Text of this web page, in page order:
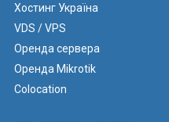
Хостинг Україна
VDS / VPS
Оренда сервера
Оренда Mikrotik
Colocation